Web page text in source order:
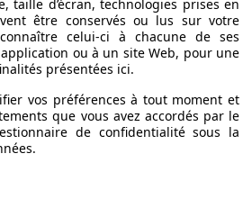
taille d’écran, technologies prises en
être conservés ou lus sur votre
celui-ci à chacune de ses
ou à un site Web, pour une
présentées ici.
vos préférences à tout moment et
que vous avez accordés par le
de confidentialité sous la